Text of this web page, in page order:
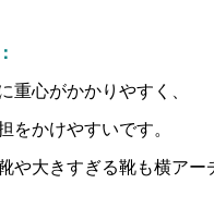
重心がかかりやすく、
をかけやすいです。
や大きすぎる靴も横アー